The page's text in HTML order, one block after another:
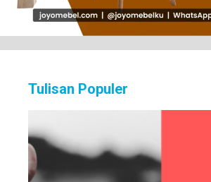
Tulisan Populer